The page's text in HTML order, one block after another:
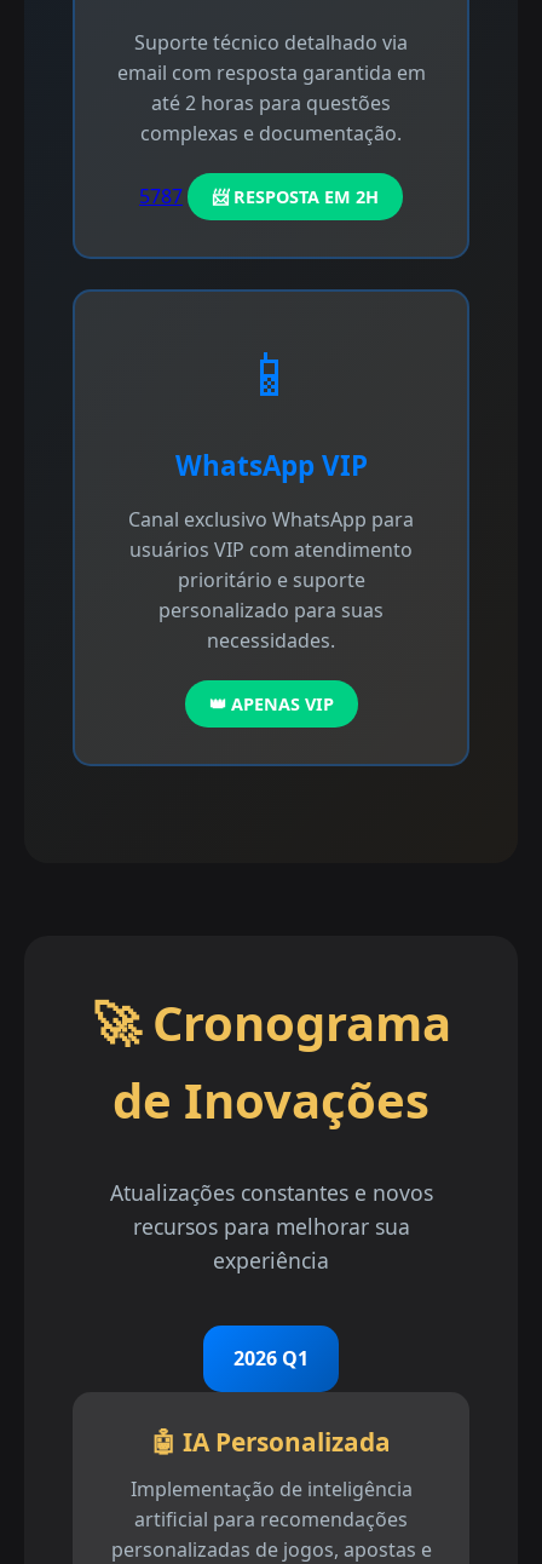
Suporte técnico detalhado via
email com resposta garantida em
até 2 horas para questões
complexas e documentação.
5787 📨 RESPOSTA EM 2H
📱
WhatsApp VIP
Canal exclusivo WhatsApp para
usuários VIP com atendimento
prioritário e suporte
personalizado para suas
necessidades.
👑 APENAS VIP
🚀 Cronograma
de Inovações
Atualizações constantes e novos
recursos para melhorar sua
experiência
2026 Q1
🤖 IA Personalizada
Implementação de inteligência
artificial para recomendações
personalizadas de jogos, apostas e